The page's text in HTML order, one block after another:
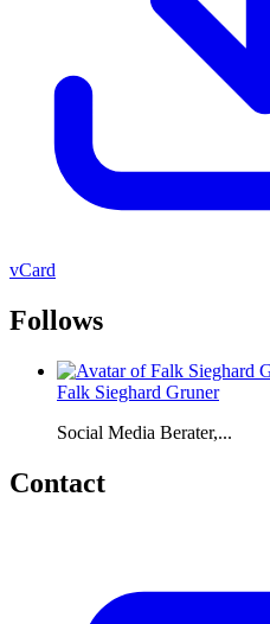
vCard
Follows
Falk Sieghard Gruner
Social Media Berater,...
Contact